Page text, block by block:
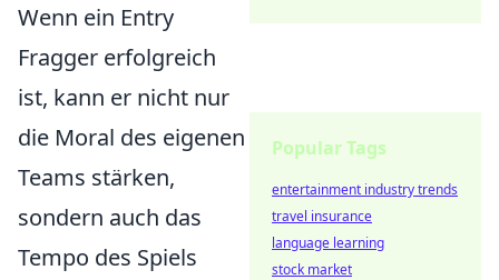
Wenn ein Entry
Fragger erfolgreich
ist, kann er nicht nur
die Moral des eigenen
Teams stärken,
sondern auch das
Tempo des Spiels
Popular Tags
entertainment industry trends
travel insurance
language learning
stock market